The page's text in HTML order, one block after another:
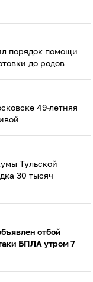
порядок помощи
до родов
49-летняя
Тульской
30 тысяч
отбой
БПЛА утром 7